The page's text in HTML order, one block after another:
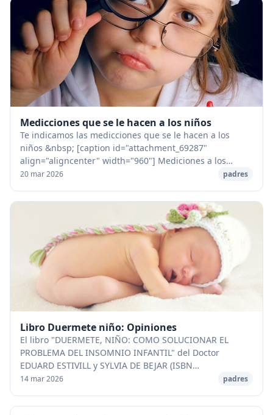
Medicciones que se le hacen a los niños
Te indicamos las medicciones que se le hacen a los
niños &nbsp; [caption id="attachment_69287"
align="aligncenter" width="960"] Mediciones a los
niños[/caption] &nbsp; Todas las medidas que se les
20 mar 2026 padres
Libro Duermete niño: Opiniones
El libro "DUERMETE, NIÑO: COMO SOLUCIONAR EL
PROBLEMA DEL INSOMNIO INFANTIL" del Doctor
EDUARD ESTIVILL y SYLVIA DE BEJAR (ISBN
9788483469750) se publicó por primera vez en 1996
14 mar 2026 padres